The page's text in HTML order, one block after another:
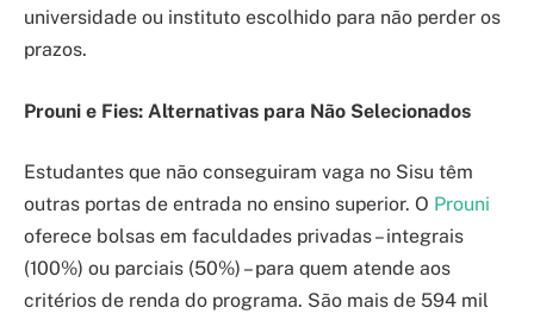
universidade ou instituto escolhido para não perder os
prazos.
Prouni e Fies: Alternativas para Não Selecionados
Estudantes que não conseguiram vaga no Sisu têm
outras portas de entrada no ensino superior. O Prouni
oferece bolsas em faculdades privadas – integrais
(100%) ou parciais (50%) – para quem atende aos
critérios de renda do programa. São mais de 594 mil